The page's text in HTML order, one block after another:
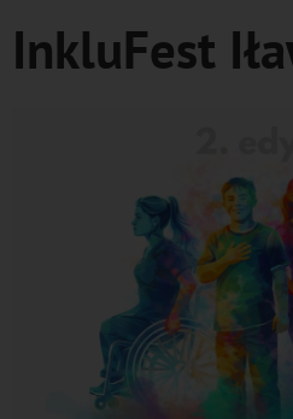
InkluFest